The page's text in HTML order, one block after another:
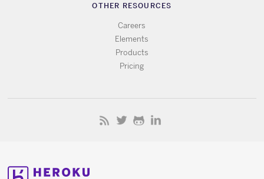
OTHER RESOURCES
Careers
Elements
Products
Pricing